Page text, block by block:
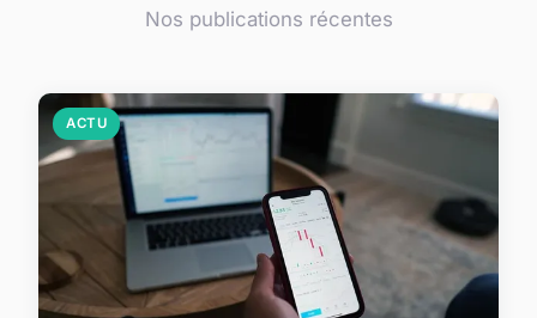
Nos publications récentes
ACTU